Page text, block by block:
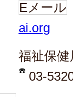
Eメール
ai.org
福祉保
03-